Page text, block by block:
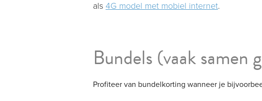
als 4G model met mobiel internet.
Bundels (vaak samen
Profiteer van bundelkorting wanneer je